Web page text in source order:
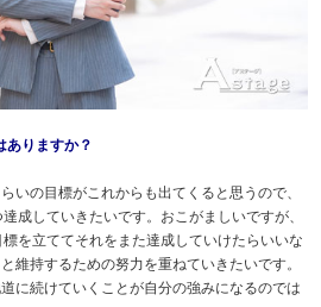
りますか？
いの目標がこれからも出てくると思うので、
成していきたいです。おこがましいですが、
を立ててそれをまた達成していけたらいいな
維持するための努力を重ねていきたいです。
に続けていくことが自分の強みになるのでは